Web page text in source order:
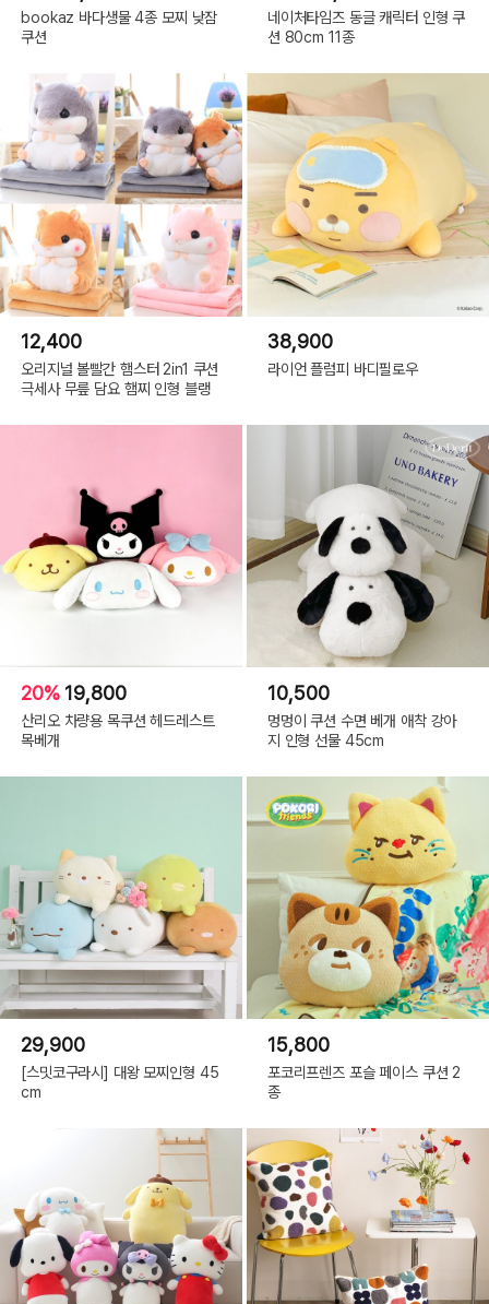
bookaz 바다생물 4종 모찌 낮잠
쿠션
네이처타임즈 동글 캐릭터 인형 쿠
션 80cm 11종
12,400
오리지널 볼빨간 햄스터 2in1 쿠션
극세사 무릎 담요 햄찌 인형 블랭
38,900
라이언 플럼피 바디필로우
20% 19,800
산리오 차량용 목쿠션 헤드레스트
목베개
10,500
멍멍이 쿠션 수면 베개 애착 강아
지 인형 선물 45cm
29,900
[스밋코구라시] 대왕 모찌인형 45
cm
15,800
포코리프렌즈 포슬 페이스 쿠션 2
종